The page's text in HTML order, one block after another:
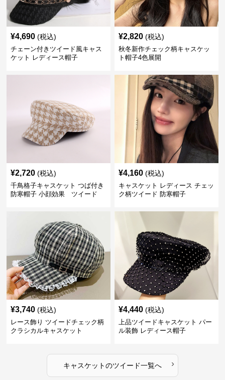
¥4,690 (税込)
チェーン付きツイード風キャス
ケット レディース帽子
¥2,820 (税込)
秋冬新作チェック柄キャスケッ
ト帽子4色展開
¥2,720 (税込)
千鳥格子キャスケット つば付き
防寒帽子 小顔効果 ツイード
¥4,160 (税込)
キャスケット レディース チェッ
ク柄ツイード 防寒帽子
¥3,740 (税込)
レース飾り ツイードチェック柄
クラシカルキャスケット
¥4,440 (税込)
上品ツイードキャスケット パー
ル装飾 レディース帽子
キャスケットのツイード一覧へ ›